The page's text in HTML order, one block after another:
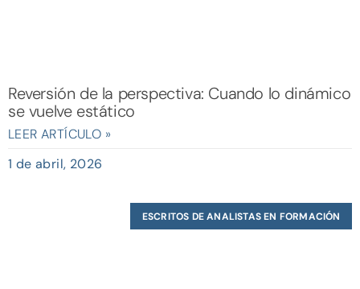
Reversión de la perspectiva: Cuando lo dinámico
se vuelve estático
LEER ARTÍCULO »
1 de abril, 2026
ESCRITOS DE ANALISTAS EN FORMACIÓN